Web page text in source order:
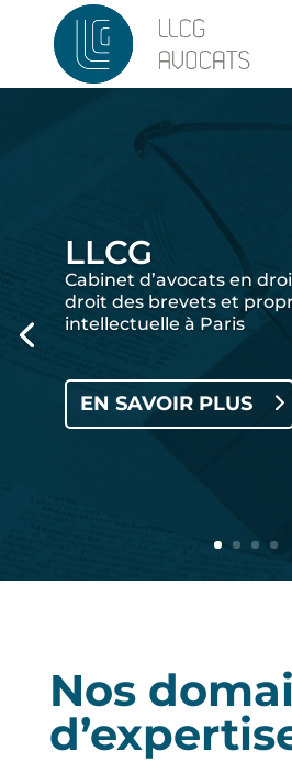
LLCG
Cabinet d’avocats en
droit des brevets et
intellectuelle à Paris
EN SAVOIR PLUS
Nos